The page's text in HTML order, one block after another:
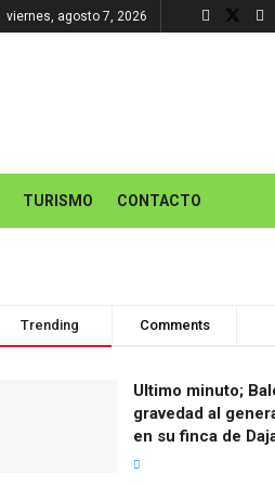
viernes, agosto 7, 2026
TURISMO CONTACTO
Trending Comments
Ultimo minuto;
gravedad al
en su finca de